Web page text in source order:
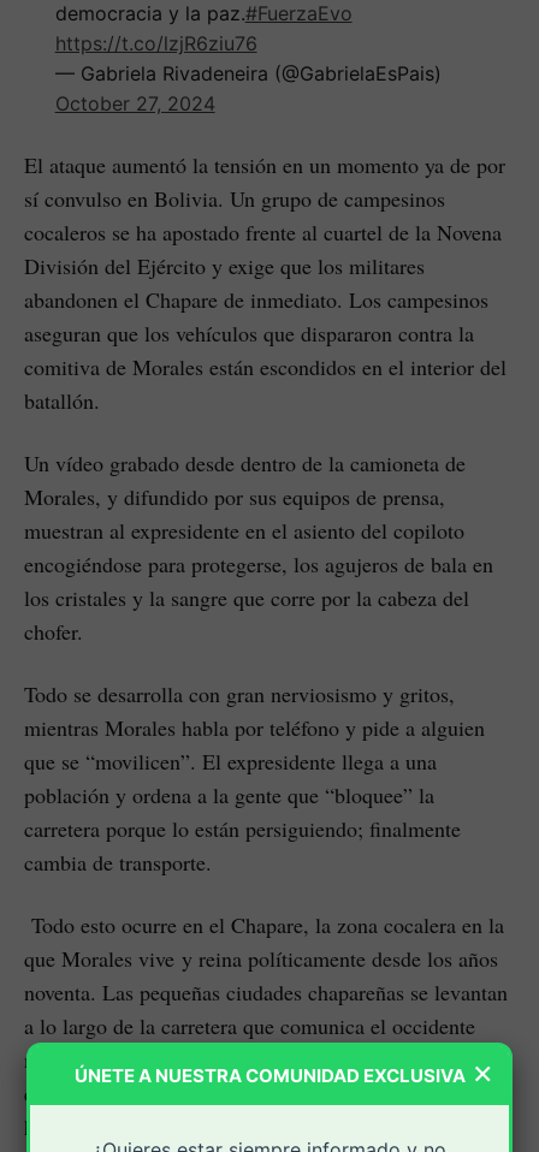
democracia y la paz.#FuerzaEvo
https://t.co/lzjR6ziu76
— Gabriela Rivadeneira (@GabrielaEsPais)
October 27, 2024
El ataque aumentó la tensión en un momento ya de por
sí convulso en Bolivia. Un grupo de campesinos
cocaleros se ha apostado frente al cuartel de la Novena
División del Ejército y exige que los militares
abandonen el Chapare de inmediato. Los campesinos
aseguran que los vehículos que dispararon contra la
comitiva de Morales están escondidos en el interior del
batallón.
Un vídeo grabado desde dentro de la camioneta de
Morales, y difundido por sus equipos de prensa,
muestran al expresidente en el asiento del copiloto
encogiéndose para protegerse, los agujeros de bala en
los cristales y la sangre que corre por la cabeza del
chofer.
Todo se desarrolla con gran nerviosismo y gritos,
mientras Morales habla por teléfono y pide a alguien
que se “movilicen”. El expresidente llega a una
población y ordena a la gente que “bloquee” la
carretera porque lo están persiguiendo; finalmente
cambia de transporte.
Todo esto ocurre en el Chapare, la zona cocalera en la
que Morales vive y reina políticamente desde los años
noventa. Las pequeñas ciudades chapareñas se levantan
a lo largo de la carretera que comunica el occidente
montañoso con los llanos del oriente de Bolivia. Todo
el Chapare se puede recorrer en automóvil en unas tres
horas.
×
ÚNETE A NUESTRA COMUNIDAD EXCLUSIVA